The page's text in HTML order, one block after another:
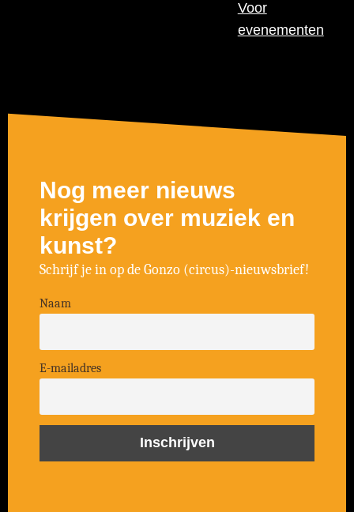
Voor
evenementen
Nog meer nieuws
krijgen over muziek en
kunst?
Schrijf je in op de Gonzo (circus)-nieuwsbrief!
Naam
E-mailadres